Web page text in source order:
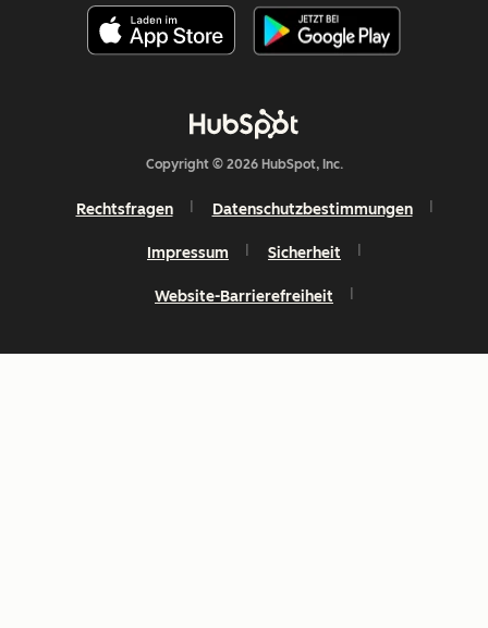
Copyright © 2026 HubSpot, Inc.
Rechtsfragen Datenschutzbestimmungen
Impressum Sicherheit
Website-Barrierefreiheit